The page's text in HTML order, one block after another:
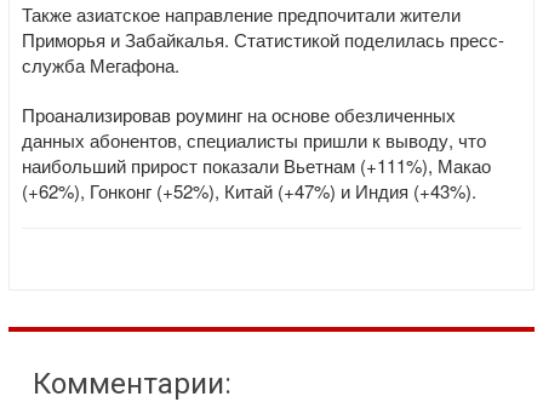
Также азиатское направление предпочитали жители
Приморья и Забайкалья. Статистикой поделилась пресс-
служба Мегафона.
Проанализировав роуминг на основе обезличенных
данных абонентов, специалисты пришли к выводу, что
наибольший прирост показали Вьетнам (+111%), Макао
(+62%), Гонконг (+52%), Китай (+47%) и Индия (+43%).
Комментарии: